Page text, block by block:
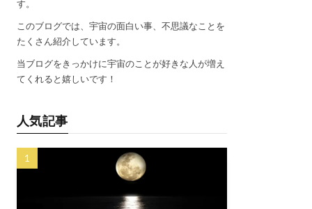
す。
このブログでは、宇宙の面白い事、不思議なことを
たくさん紹介しています。
当ブログをきっかけに宇宙のことが好きな人が増え
てくれると嬉しいです！
人気記事